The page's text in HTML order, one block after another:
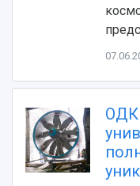
Устойчивое
3D-тур по
Учебный
Центр истории
Ботанический
Умный дом
Видеолекции
деятельности
Журналы
Публикации и
Отчеты о
ОДК